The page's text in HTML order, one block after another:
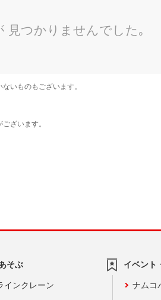
そぶ
インクレーン
イベント
ナムコ